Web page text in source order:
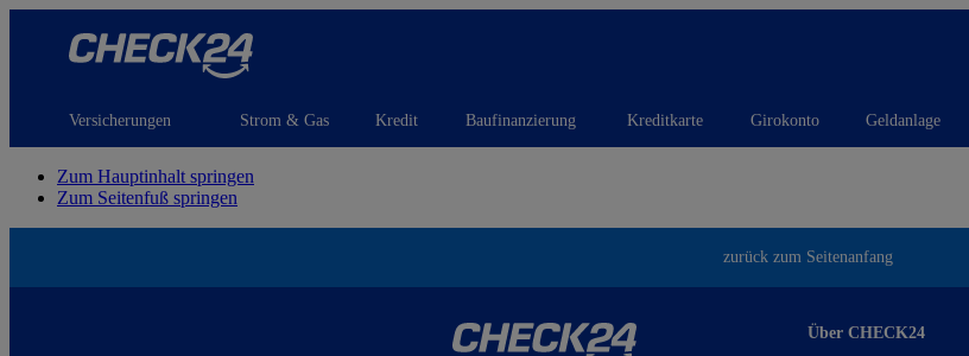
Versicherungen Strom & Gas Kredit Baufinanzierung Kreditkarte Girokonto Geldanlage
Zum Hauptinhalt springen
Zum Seitenfuß springen
zurück zum Seitenanfang
Über CHECK24